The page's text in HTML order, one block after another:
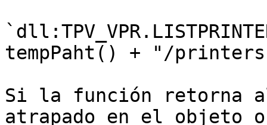
tempPaht() + "/
Si la función retorna
atrapado en el objeto